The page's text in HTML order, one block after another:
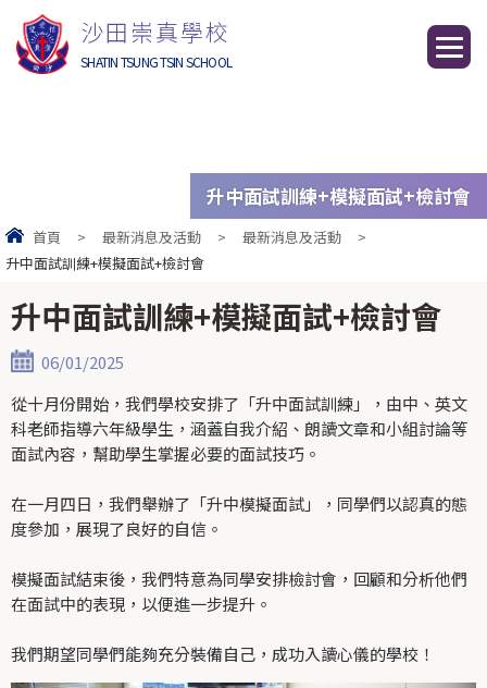
沙田崇真學校
SHATIN TSUNG TSIN SCHOOL
升中面試訓練+模擬面試+檢討會
首頁 > 最新消息及活動 > 最新消息及活動
>
升中面試訓練+模擬面試+檢討會
升中面試訓練+模擬面試+檢討會
06/01/2025
從十月份開始，我們學校安排了「升中面試訓練」，由中、英文
科老師指導六年級學生，涵蓋自我介紹、朗讀文章和小組討論等
面試內容，幫助學生掌握必要的面試技巧。
在一月四日，我們舉辦了「升中模擬面試」，同學們以認真的態
度參加，展現了良好的自信。
模擬面試結束後，我們特意為同學安排檢討會，回顧和分析他們
在面試中的表現，以便進一步提升。
我們期望同學們能夠充分裝備自己，成功入讀心儀的學校！